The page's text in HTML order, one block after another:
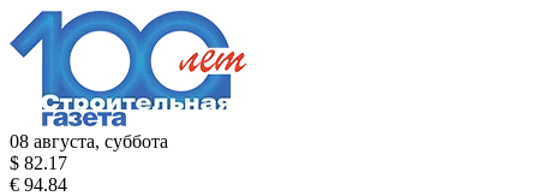
08 августа, суббота
$ 82.17
€ 94.84